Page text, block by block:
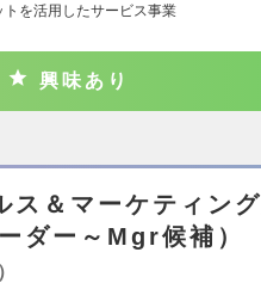
トを活用したサービス事業
興味あり
ス＆マーケティン
ダー～Mgr候補）